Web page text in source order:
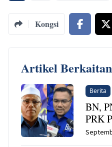
Kongsi
Artikel Berkaitan
Berita
BN,
PRK